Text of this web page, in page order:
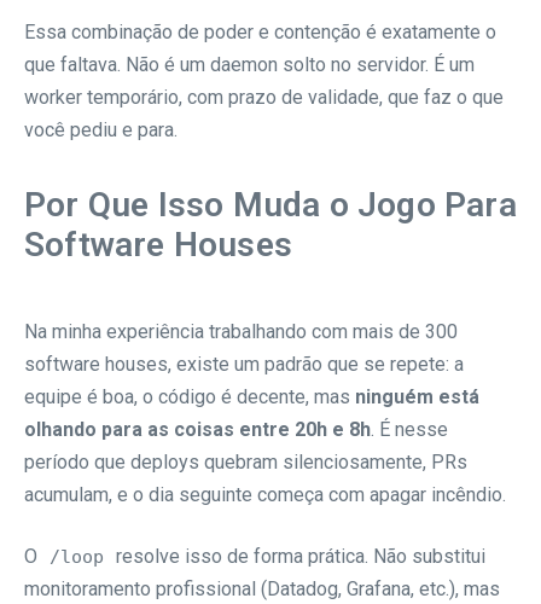
Essa combinação de poder e contenção é exatamente o
que faltava. Não é um daemon solto no servidor. É um
worker temporário, com prazo de validade, que faz o que
você pediu e para.
Por Que Isso Muda o Jogo Para
Software Houses
Na minha experiência trabalhando com mais de 300
software houses, existe um padrão que se repete: a
equipe é boa, o código é decente, mas ninguém está
olhando para as coisas entre 20h e 8h. É nesse
período que deploys quebram silenciosamente, PRs
acumulam, e o dia seguinte começa com apagar incêndio.
O /loop
resolve isso de forma prática. Não substitui
monitoramento profissional (Datadog, Grafana, etc.), mas